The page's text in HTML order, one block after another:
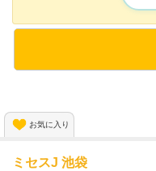
社員登用制度もあるので、
アルバイト⇒正社員へのシ
体験入社も受け付けている
お気に入り
ミセスJ 池袋